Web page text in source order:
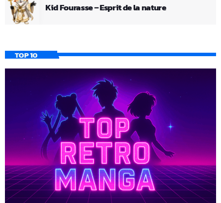
Kid Fourasse – Esprit de la nature
TOP 10